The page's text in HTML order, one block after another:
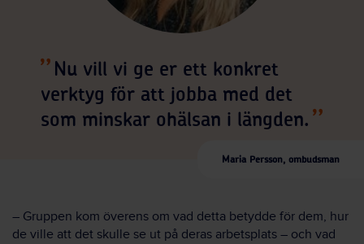
Nu vill vi ge er ett konkret
verktyg för att jobba med det
som minskar ohälsan i längden.
Maria Persson, ombudsman
– Gruppen kom överens om vad detta betydde för dem, hur
de ville att det skulle se ut på deras arbetsplats – och vad